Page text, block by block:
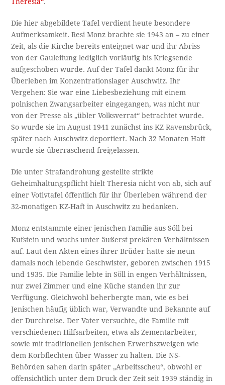
Die hier abgebildete Tafel verdient heute besondere
Aufmerksamkeit. Resi Monz brachte sie 1943 an – zu einer
Zeit, als die Kirche bereits enteignet war und ihr Abriss
von der Gauleitung lediglich vorläufig bis Kriegsende
aufgeschoben wurde. Auf der Tafel dankt Monz für ihr
Überleben im Konzentrationslager Auschwitz. Ihr
Vergehen: Sie war eine Liebesbeziehung mit einem
polnischen Zwangsarbeiter eingegangen, was nicht nur
von der Presse als „übler Volksverrat“ betrachtet wurde.
So wurde sie im August 1941 zunächst ins KZ Ravensbrück,
später nach Auschwitz deportiert. Nach 32 Monaten Haft
wurde sie überraschend freigelassen.
Die unter Strafandrohung gestellte strikte
Geheimhaltungspflicht hielt Theresia nicht von ab, sich auf
einer Votivtafel öffentlich für ihr Überleben während der
32-monatigen KZ-Haft in Auschwitz zu bedanken.
Monz entstammte einer jenischen Familie aus Söll bei
Kufstein und wuchs unter äußerst prekären Verhältnissen
auf. Laut den Akten eines ihrer Brüder hatte sie neun
damals noch lebende Geschwister, geboren zwischen 1915
und 1935. Die Familie lebte in Söll in engen Verhältnissen,
nur zwei Zimmer und eine Küche standen ihr zur
Verfügung. Gleichwohl beherbergte man, wie es bei
Jenischen häufig üblich war, Verwandte und Bekannte auf
der Durchreise. Der Vater versuchte, die Familie mit
verschiedenen Hilfsarbeiten, etwa als Zementarbeiter,
sowie mit traditionellen jenischen Erwerbszweigen wie
dem Korbflechten über Wasser zu halten. Die NS-
Behörden sahen darin später „Arbeitsscheu“, obwohl er
offensichtlich unter dem Druck der Zeit seit 1939 ständig in